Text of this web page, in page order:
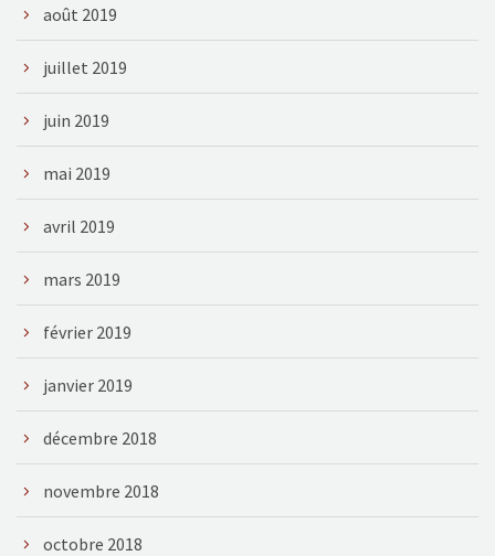
août 2019
juillet 2019
juin 2019
mai 2019
avril 2019
mars 2019
février 2019
janvier 2019
décembre 2018
novembre 2018
octobre 2018